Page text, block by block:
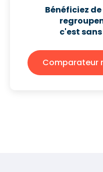
Bénéficiez
c'est
Comparateur